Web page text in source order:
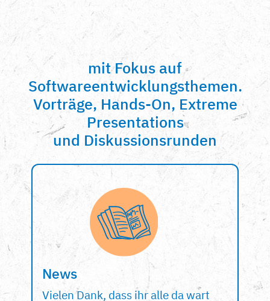
mit Fokus auf
Softwareentwicklungsthemen.
Vorträge, Hands-On, Extreme
Presentations
und Diskussionsrunden
News
Vielen Dank, dass ihr alle da wart